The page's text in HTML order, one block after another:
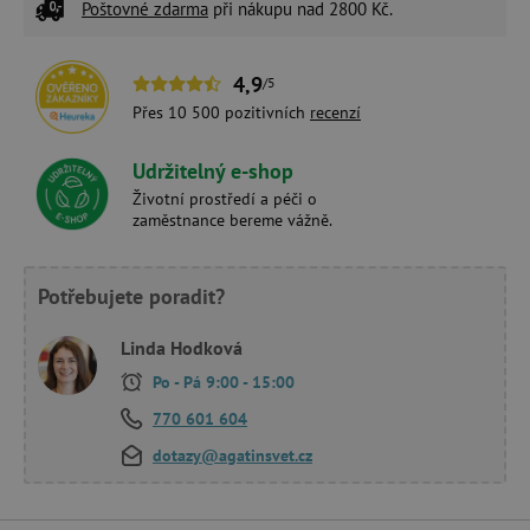
Poštovné zdarma při nákupu nad 2800 Kč.
4,9/5
Přes 10 500 pozitivních recenzí
Udržitelný e-shop
Životní prostředí a péči o
zaměstnance bereme vážně.
Potřebujete poradit?
Linda Hodková
Po - Pá 9:00 - 15:00
770 601 604
dotazy@agatinsvet.cz